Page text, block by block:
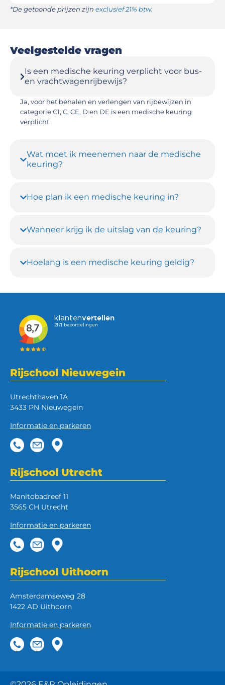
*De getoonde prijzen zijn exclusief 21% btw.
Veelgestelde vragen
Is een medische keuring verplicht voor bus-
en vrachtwagenrijbewijs?
Ja, voor het behalen en verlengen van rijbewijzen in
categorie C1, C, CE, D en DE is een medische keuring
verplicht.
Wat moet ik meenemen naar de medische
keuring?
Hoe plan ik een medische keuring in?
Wanneer krijg ik de uitslag van de keuring?
Hoelang is een medische keuring geldig?
Rijschool Nieuwegein
Utrechthaven 1A
3433 PN Nieuwegein
Informatie en parkeren
Rijschool Utrecht
Manitobadreef 11
3565 CH Utrecht
Informatie en parkeren
Rijschool Uithoorn
Amsterdamseweg 28
1422 AD Uithoorn
Informatie en parkeren